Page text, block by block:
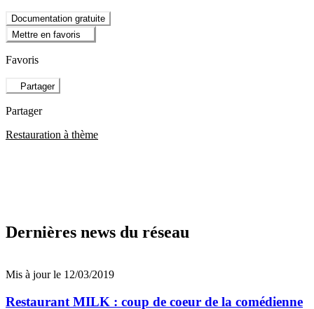
Documentation gratuite
Mettre en favoris
Favoris
Partager
Partager
Restauration à thème
Dernières news du réseau
Mis à jour le 12/03/2019
Restaurant MILK : coup de coeur de la comédienne